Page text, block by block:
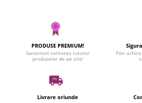
PRODUSE PREMIUM!
Garantam calitatea tuturor
produselor de pe site!
Poti
Livrare oriunde